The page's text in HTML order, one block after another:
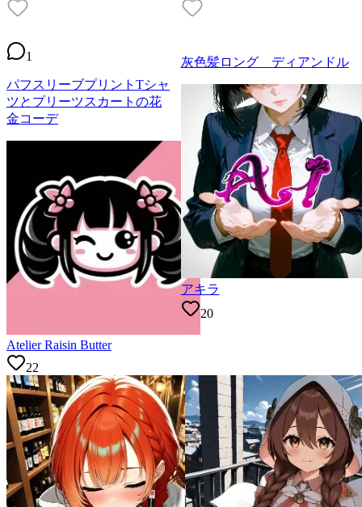
1
パフスリーブプリントTシャ
ツとプリーツスカートの花
金コーデ
Atelier Raisin Butter
22
灰色髪ロング ディアンドル
アキラ
20